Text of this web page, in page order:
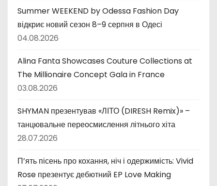
Summer WEEKEND by Odessa Fashion Day
відкриє новий сезон 8–9 серпня в Одесі
04.08.2026
Alina Fanta Showcases Couture Collections at
The Millionaire Concept Gala in France
03.08.2026
SHYMAN презентував «ЛІТО (DIRESH Remix)» –
танцювальне переосмислення літнього хіта
28.07.2026
П’ять пісень про кохання, ніч і одержимість: Vivid
Rose презентує дебютний EP Love Making